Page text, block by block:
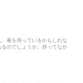
毒を持っているかもしれな
のでしょうか。持ってなか